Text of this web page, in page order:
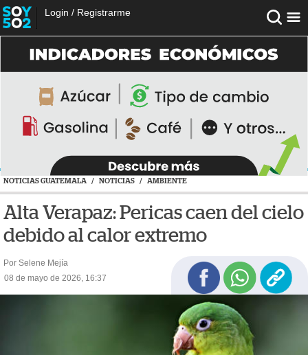
Login / Registrarme
NOTICIAS GUATEMALA / NOTICIAS / AMBIENTE
Alta Verapaz: Pericas caen del cielo
debido al calor extremo
Por Selene Mejía
08 de mayo de 2026, 16:37